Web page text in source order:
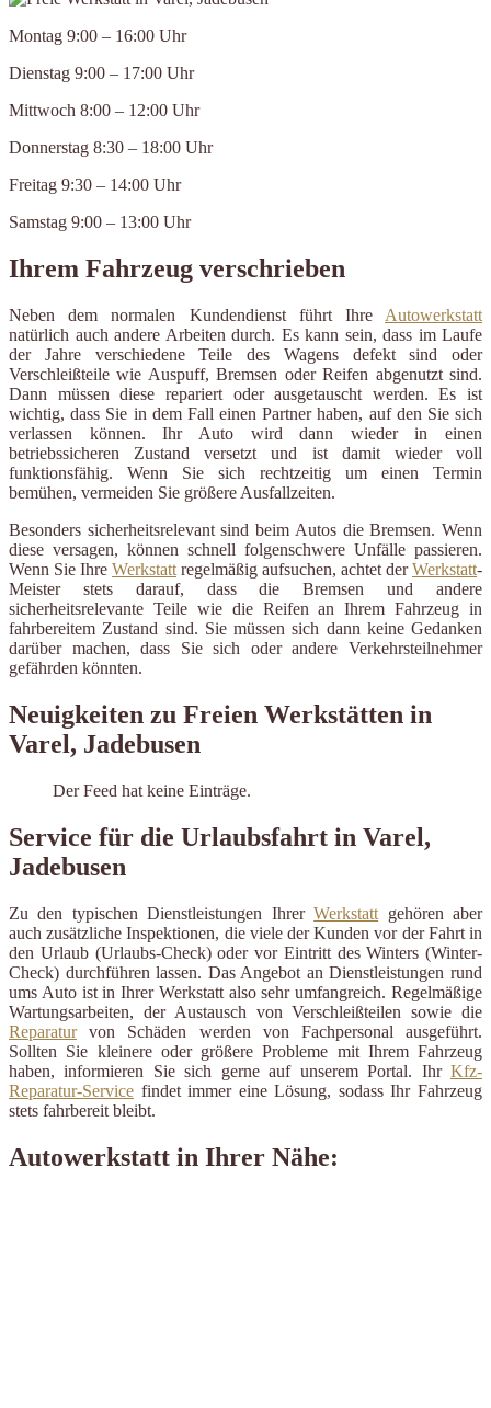
Montag 9:00 – 16:00 Uhr
Dienstag 9:00 – 17:00 Uhr
Mittwoch 8:00 – 12:00 Uhr
Donnerstag 8:30 – 18:00 Uhr
Freitag 9:30 – 14:00 Uhr
Samstag 9:00 – 13:00 Uhr
Ihrem Fahrzeug verschrieben
Neben dem normalen Kundendienst führt Ihre Autowerkstatt
natürlich auch andere Arbeiten durch. Es kann sein, dass im Laufe
der Jahre verschiedene Teile des Wagens defekt sind oder
Verschleißteile wie Auspuff, Bremsen oder Reifen abgenutzt sind.
Dann müssen diese repariert oder ausgetauscht werden. Es ist
wichtig, dass Sie in dem Fall einen Partner haben, auf den Sie sich
verlassen können. Ihr Auto wird dann wieder in einen
betriebssicheren Zustand versetzt und ist damit wieder voll
funktionsfähig. Wenn Sie sich rechtzeitig um einen Termin
bemühen, vermeiden Sie größere Ausfallzeiten.
Besonders sicherheitsrelevant sind beim Autos die Bremsen. Wenn
diese versagen, können schnell folgenschwere Unfälle passieren.
Wenn Sie Ihre Werkstatt regelmäßig aufsuchen, achtet derWerkstatt-
Meister stets darauf, dass die Bremsen und andere
sicherheitsrelevante Teile wie die Reifen an Ihrem Fahrzeug in
fahrbereitem Zustand sind. Sie müssen sich dann keine Gedanken
darüber machen, dass Sie sich oder andere Verkehrsteilnehmer
gefährden könnten.
Neuigkeiten zu Freien Werkstätten in
Varel, Jadebusen
Der Feed hat keine Einträge.
Service für die Urlaubsfahrt in Varel,
Jadebusen
Zu den typischen Dienstleistungen IhrerWerkstatt gehören aber
auch zusätzliche Inspektionen, die viele der Kunden vor der Fahrt in
den Urlaub (Urlaubs-Check) oder vor Eintritt des Winters (Winter-
Check) durchführen lassen. Das Angebot an Dienstleistungen rund
ums Auto ist in Ihrer Werkstatt also sehr umfangreich. Regelmäßige
Wartungsarbeiten, der Austausch von Verschleißteilen sowie die
Reparaturvon Schäden werden von Fachpersonal ausgeführt.
Sollten Sie kleinere oder größere Probleme mit Ihrem Fahrzeug
haben, informieren Sie sich gerne auf unserem Portal. Ihr Kfz-
Reparatur-Service findet immer eine Lösung, sodass Ihr Fahrzeug
stets fahrbereit bleibt.
Autowerkstatt in Ihrer Nähe: